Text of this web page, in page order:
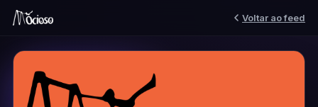
Voltar ao feed